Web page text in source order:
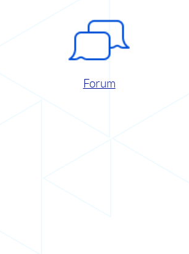
Forum